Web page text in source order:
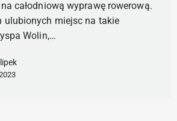
całodniową wyprawę rowerową.
ulubionych miejsc na takie
Wolin,…